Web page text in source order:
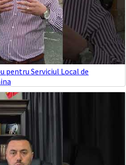
pentru Serviciul Local de